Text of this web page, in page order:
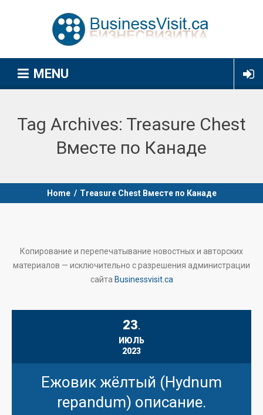
MENU
Tag Archives: Treasure Chest
Вместе по Канаде
Home / Treasure Chest Вместе по Канаде
Копирование и перепечатывание новостных и авторских
материалов — исключительно с разрешения администрации
сайта Businessvisit.ca
23.
ИЮЛЬ
2023
Ежовик жёлтый (Hydnum
repandum) описание.